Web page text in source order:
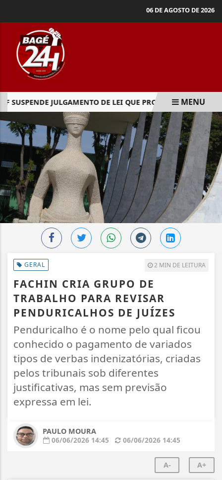
06 DE AGOSTO DE 2026
SUSPENDE JULGAMENTO DE LEI QUE PROÍBE JOGOS DE AZAR
MENU
GERAL 2 MIN DE LEITURA
FACHIN CRIA GRUPO DE
TRABALHO PARA REVISAR
PENDURICALHOS DE JUÍZES
Penduricalho é o nome pelo qual ficou
conhecido o pagamento de variados
tipos de verbas indenizatórias, criadas
pelos tribunais sob diferentes
justificativas, mas sem previsão
expressa em lei.
PAULO MOURA
06/06/2026 14:45
06/06/2026 14:45
A- A+